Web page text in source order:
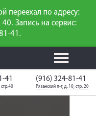
переехал по адресу:
Запись на сервис:
41.
Калькулятор
слесарного
ремонта
41 (916) 324-81-41
Рязанский п-т, д. 10, стр. 20